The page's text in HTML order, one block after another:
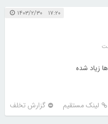
۱۷:۲۰ ۱۴۰۳/۲/۳۰
زیاد شده
لینک مستقیم گزارش تخلف